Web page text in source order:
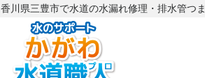
香川県三豊市で水道の水漏れ修理・排水管つ